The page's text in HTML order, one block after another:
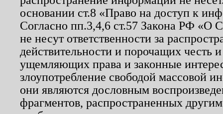
основании ст.8 «Право на доступ к
Согласно пп.3,4,6 ст.57 Закона РФ «О
не несут ответственности за
действительности и порочащих честь
ущемляющих права и законные
злоупотребление свободой массовой
они являются дословным
фрагментов, распространенных